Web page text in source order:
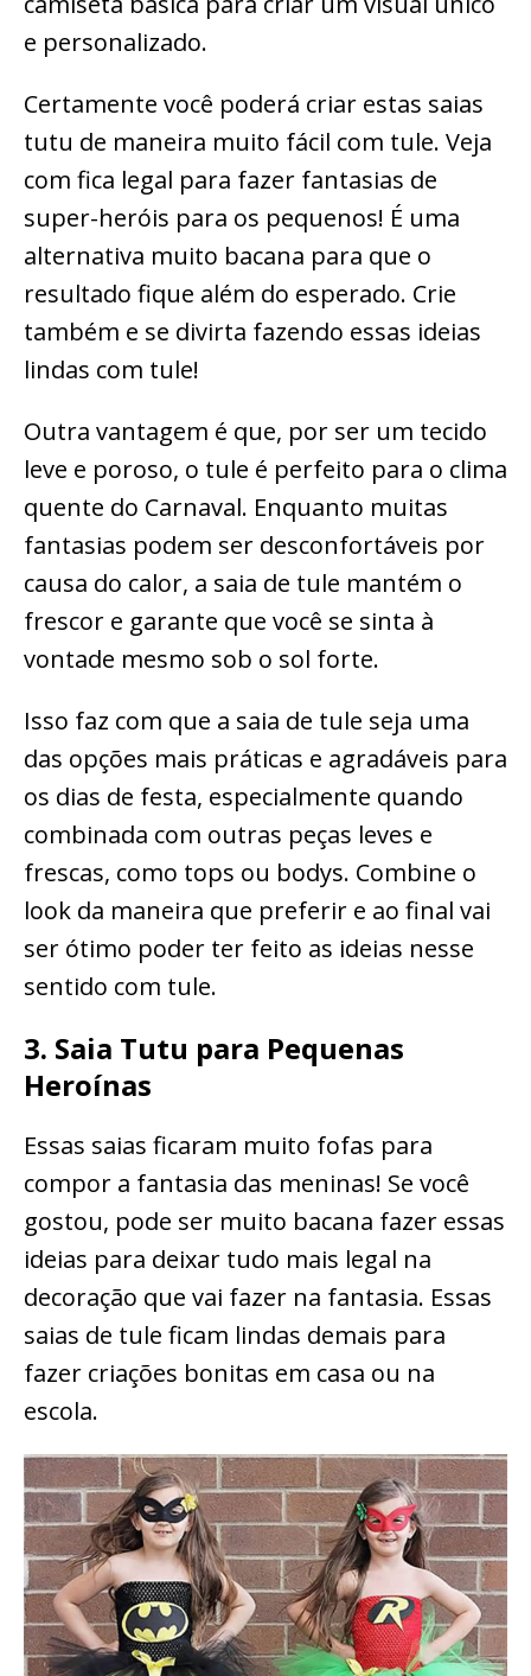
e personalizado.
Certamente você poderá criar estas saias
tutu de maneira muito fácil com tule. Veja
com fica legal para fazer fantasias de
super-heróis para os pequenos! É uma
alternativa muito bacana para que o
resultado fique além do esperado. Crie
também e se divirta fazendo essas ideias
lindas com tule!
Outra vantagem é que, por ser um tecido
leve e poroso, o tule é perfeito para o clima
quente do Carnaval. Enquanto muitas
fantasias podem ser desconfortáveis por
causa do calor, a saia de tule mantém o
frescor e garante que você se sinta à
vontade mesmo sob o sol forte.
Isso faz com que a saia de tule seja uma
das opções mais práticas e agradáveis para
os dias de festa, especialmente quando
combinada com outras peças leves e
frescas, como tops ou bodys. Combine o
look da maneira que preferir e ao final vai
ser ótimo poder ter feito as ideias nesse
sentido com tule.
3. Saia Tutu para Pequenas
Heroínas
Essas saias ficaram muito fofas para
compor a fantasia das meninas! Se você
gostou, pode ser muito bacana fazer essas
ideias para deixar tudo mais legal na
decoração que vai fazer na fantasia. Essas
saias de tule ficam lindas demais para
fazer criações bonitas em casa ou na
escola.